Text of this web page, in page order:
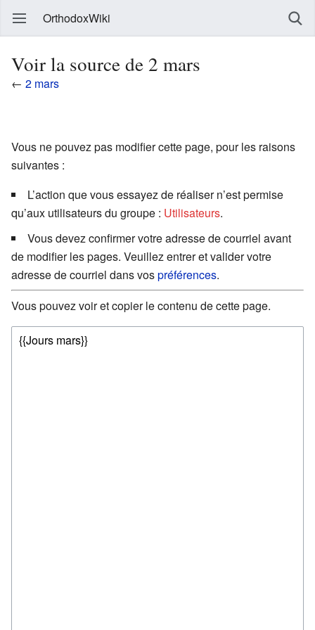
OrthodoxWiki
Voir la source de 2 mars
← 2 mars
Vous ne pouvez pas modifier cette page, pour les raisons
suivantes :
L’action que vous essayez de réaliser n’est permise
qu’aux utilisateurs du groupe : Utilisateurs.
Vous devez confirmer votre adresse de courriel avant
de modifier les pages. Veuillez entrer et valider votre
adresse de courriel dans vospréférences.
Vous pouvez voir et copier le contenu de cette page.